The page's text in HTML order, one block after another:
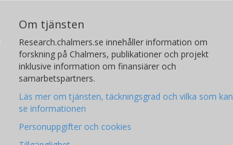
Om tjänsten
Research.chalmers.se innehåller information om
forskning på Chalmers, publikationer och projekt
inklusive information om finansiärer och
samarbetspartners.
Läs mer om tjänsten, täckningsgrad och vilka som kan
se informationen
Personuppgifter och cookies